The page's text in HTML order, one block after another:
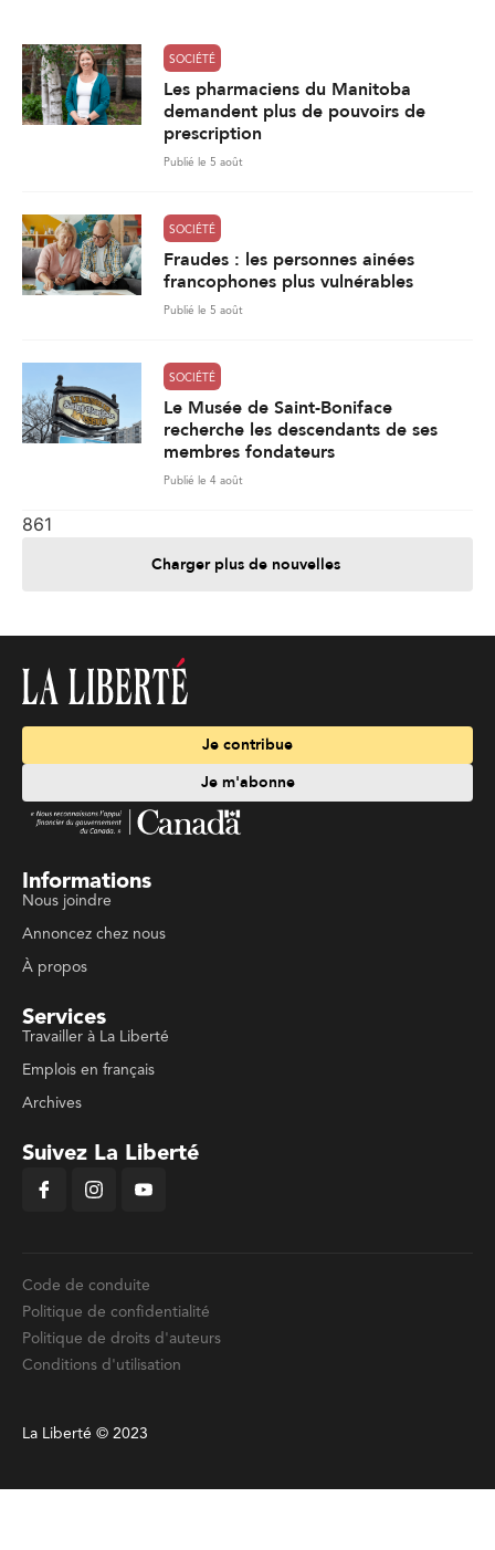
SOCIÉTÉ
Les pharmaciens du Manitoba
demandent plus de pouvoirs de
prescription
Publié le 5 août
SOCIÉTÉ
Fraudes : les personnes ainées
francophones plus vulnérables
Publié le 5 août
SOCIÉTÉ
Le Musée de Saint-Boniface
recherche les descendants de ses
membres fondateurs
Publié le 4 août
861
Charger plus de nouvelles
Je contribue
Je m'abonne
Informations
Nous joindre
Annoncez chez nous
À propos
Services
Travailler à La Liberté
Emplois en français
Archives
Suivez La Liberté
Code de conduite
Politique de confidentialité
Politique de droits d'auteurs
Conditions d'utilisation
La Liberté © 2023